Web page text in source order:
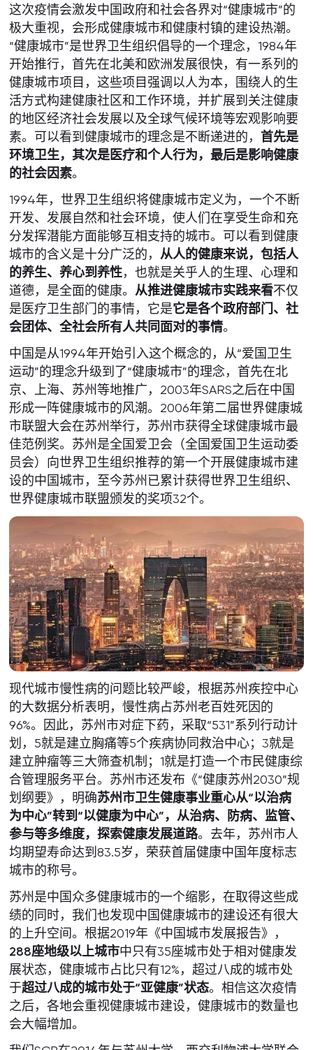
这次疫情会激发中国政府和社会各界对“健康城市”的
极大重视，会形成健康城市和健康村镇的建设热潮。
“健康城市”是世界卫生组织倡导的一个理念，1984年
开始推行，首先在北美和欧洲发展很快，有一系列的
健康城市项目，这些项目强调以人为本，围绕人的生
活方式构建健康社区和工作环境，并扩展到关注健康
的地区经济社会发展以及全球气候环境等宏观影响要
素。可以看到健康城市的理念是不断递进的， 首先是
环境卫生，其次是医疗和个人行为，最后是影响健康
的社会因素。
1994年，世界卫生组织将健康城市定义为，一个不断
开发、发展自然和社会环境，使人们在享受生命和充
分发挥潜能方面能够互相支持的城市。可以看到健康
城市的含义是十分广泛的， 从人的健康来说，包括人
的养生、养心到养性，也就是关乎人的生理、心理和
道德，是全面的健康。 从推进健康城市实践来看不仅
是医疗卫生部门的事情，它是它是各个政府部门、社
会团体、全社会所有人共同面对的事情。
中国是从1994年开始引入这个概念的，从“爱国卫生
运动”的理念升级到了“健康城市”的理念，首先在北
京、上海、苏州等地推广，2003年SARS之后在中国
形成一阵健康城市的风潮。2006年第二届世界健康城
市联盟大会在苏州举行，苏州市获得全球健康城市最
佳范例奖。苏州是全国爱卫会（全国爱国卫生运动委
员会）向世界卫生组织推荐的第一个开展健康城市建
设的中国城市，至今苏州已累计获得世界卫生组织、
世界健康城市联盟颁发的奖项32个。
现代城市慢性病的问题比较严峻，根据苏州疾控中心
的大数据分析表明，慢性病占苏州老百姓死因的
96%。因此，苏州市对症下药，采取“531”系列行动计
划，5就是建立胸痛等5个疾病协同救治中心；3就是
建立肿瘤等三大筛查机制；1就是打造一个市民健康综
合管理服务平台。苏州市还发布《“健康苏州2030”规
划纲要》，明确苏州市卫生健康事业重心从“以治病
为中心”转到“以健康为中心”，从治病、防病、监管、
参与等多维度，探索健康发展道路。去年，苏州市人
均期望寿命达到83.5岁，荣获首届健康中国年度标志
城市的称号。
苏州是中国众多健康城市的一个缩影，在取得这些成
绩的同时，我们也发现中国健康城市的建设还有很大
的上升空间。根据2019年《中国城市发展报告》，
288座地级以上城市中只有35座城市处于相对健康发
展状态，健康城市占比只有12%，超过八成的城市处
于超过八成的城市处于“亚健康”状态。相信这次疫情
之后，各地会重视健康城市建设，健康城市的数量也
会大幅增加。